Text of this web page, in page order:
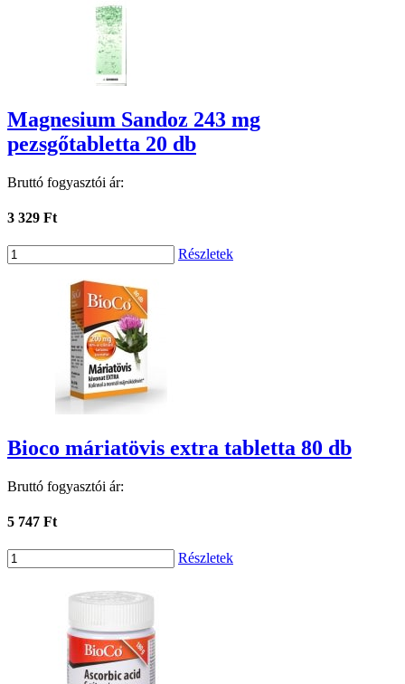
Magnesium Sandoz 243 mg
pezsgőtabletta 20 db
Bruttó fogyasztói ár:
3 329 Ft
Részletek
Bioco máriatövis extra tabletta 80 db
Bruttó fogyasztói ár:
5 747 Ft
Részletek